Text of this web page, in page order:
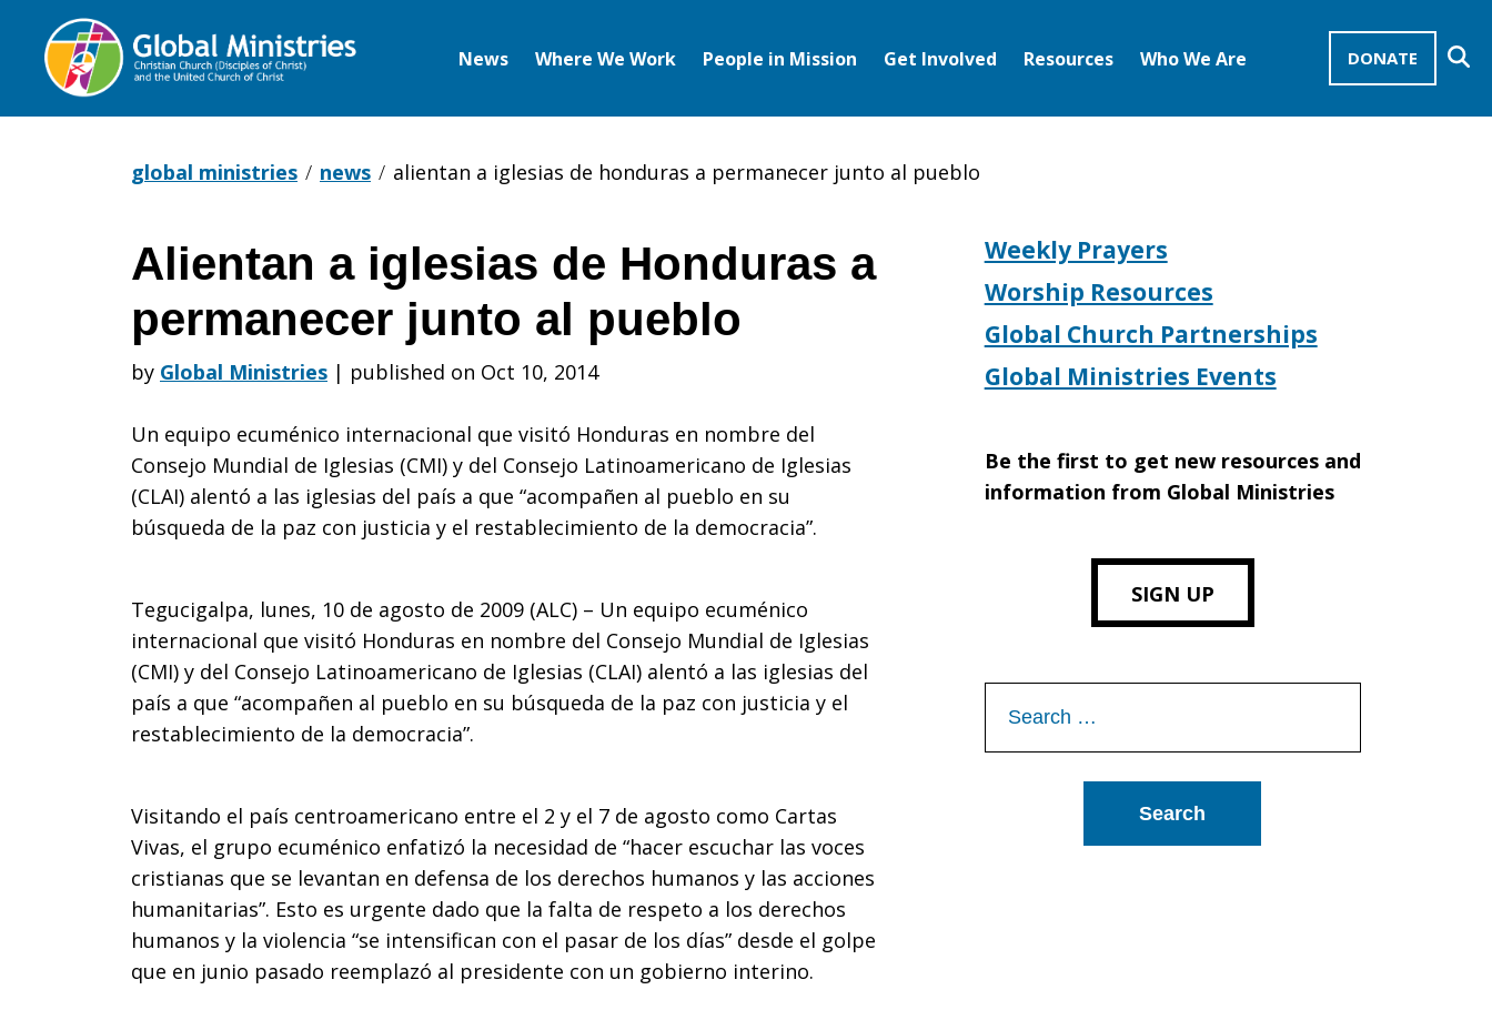
DONATE
News Where We Work People in Mission Get Involved Resources Who We Are
global ministries news alientan a iglesias de honduras a permanecer junto al pueblo
Alientan
a
iglesias
Honduras
a
permanecer
junto
Alientan a iglesias de Honduras a
permanecer junto al pueblo
by Global Ministries | published on Oct 10, 2014
Un equipo ecuménico internacional que visitó Honduras en nombre del
Consejo Mundial de Iglesias (CMI) y del Consejo Latinoamericano de Iglesias
(CLAI) alentó a las iglesias del país a que “acompañen al pueblo en su
búsqueda de la paz con justicia y el restablecimiento de la democracia”.
Tegucigalpa, lunes, 10 de agosto de 2009 (ALC) – Un equipo ecuménico
internacional que visitó Honduras en nombre del Consejo Mundial de Iglesias
(CMI) y del Consejo Latinoamericano de Iglesias (CLAI) alentó a las iglesias del
país a que “acompañen al pueblo en su búsqueda de la paz con justicia y el
restablecimiento de la democracia”.
Visitando el país centroamericano entre el 2 y el 7 de agosto como Cartas
Vivas, el grupo ecuménico enfatizó la necesidad de “hacer escuchar las voces
cristianas que se levantan en defensa de los derechos humanos y las acciones
humanitarias”. Esto es urgente dado que la falta de respeto a los derechos
humanos y la violencia “se intensifican con el pasar de los días” desde el golpe
que en junio pasado reemplazó al presidente con un gobierno interino.
Weekly Prayers
Worship Resources
Global Church Partnerships
Global Ministries Events
Be the first to get new resources and
information from Global Ministries
SIGN UP
for: